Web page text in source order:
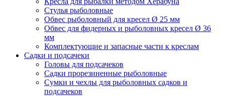
Стулья рыболовные
Обвес рыболовный для кресел Ø 25 мм
Обвес для фидерных и рыболовных кресел Ø 36
мм
Комплектующие и запасные части к креслам
Садки и подсачеки
Головы для подсачеков
Садки прорезиненные рыболовные
Сумки и чехлы для рыболовных садков и
подсачеков